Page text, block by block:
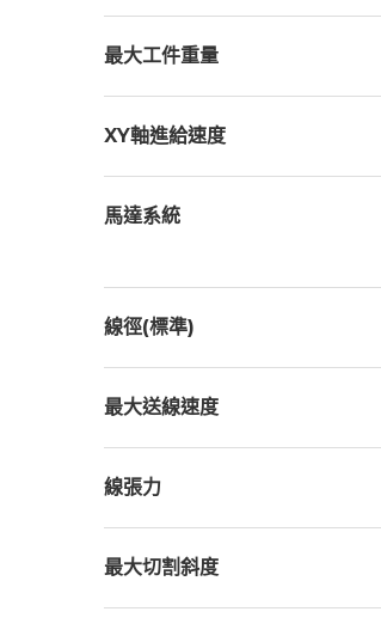
最大工件重量
XY軸進給速度
馬達系統
線徑(標準)
最大送線速度
線張力
最大切割斜度